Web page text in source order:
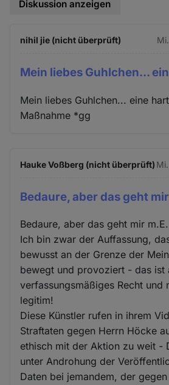
Diskussion anzeigen
nihil jie (nicht überprüft)
Mein liebes Guhlchen...
Mein liebes Guhlchen... eine
Maßnahme *gg
Hauke Voßberg (nicht überprüft)
Bedaure, aber das geht
Bedaure, aber das geht mir
Ich bin zwar der Auffassung,
bewusst an der Grenze der
bewegt und provoziert - das ist
verfassungsmäßiges Recht und
legitim!
Diese Künstler rufen in ihrem
Straftaten gegen Herrn Höcke
ethisch mit der Aktion zu weit -
unter Androhung der
Daten bei jemandem, der